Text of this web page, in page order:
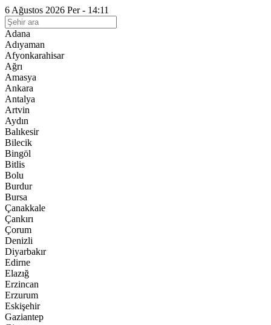
6 Ağustos 2026 Per - 14:11
Adana
Adıyaman
Afyonkarahisar
Ağrı
Amasya
Ankara
Antalya
Artvin
Aydın
Balıkesir
Bilecik
Bingöl
Bitlis
Bolu
Burdur
Bursa
Çanakkale
Çankırı
Çorum
Denizli
Diyarbakır
Edirne
Elazığ
Erzincan
Erzurum
Eskişehir
Gaziantep